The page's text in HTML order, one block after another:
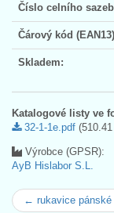
Číslo celního
Čárový kód
Skladem:
Katalogové listy ve
32-1-1e.pdf
Výrobce (GPSR):
AyB Hislabor S.L.
← rukavice pánské